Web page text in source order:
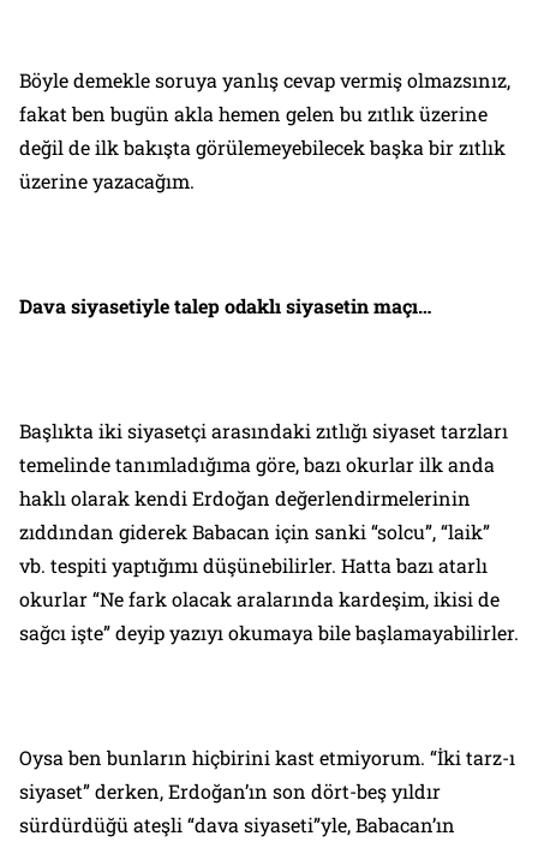
Böyle demekle soruya yanlış cevap vermiş olmazsınız,
fakat ben bugün akla hemen gelen bu zıtlık üzerine
değil de ilk bakışta görülemeyebilecek başka bir zıtlık
üzerine yazacağım.
Dava siyasetiyle talep odaklı siyasetin maçı…
Başlıkta iki siyasetçi arasındaki zıtlığı siyaset tarzları
temelinde tanımladığıma göre, bazı okurlar ilk anda
haklı olarak kendi Erdoğan değerlendirmelerinin
zıddından giderek Babacan için sanki “solcu”, “laik”
vb. tespiti yaptığımı düşünebilirler. Hatta bazı atarlı
okurlar “Ne fark olacak aralarında kardeşim, ikisi de
sağcı işte” deyip yazıyı okumaya bile başlamayabilirler.
Oysa ben bunların hiçbirini kast etmiyorum. “İki tarz-ı
siyaset” derken, Erdoğan’ın son dört-beş yıldır
sürdürdüğü ateşli “dava siyaseti”yle, Babacan’ın